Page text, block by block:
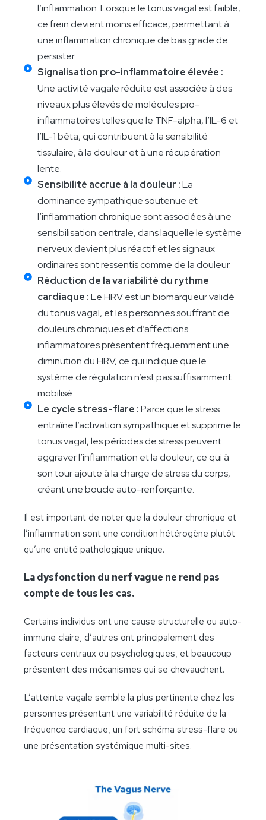
l’inflammation. Lorsque le tonus vagal est faible,
ce frein devient moins efficace, permettant à
une inflammation chronique de bas grade de
persister.
Signalisation pro-inflammatoire élevée :
Une activité vagale réduite est associée à des
niveaux plus élevés de molécules pro-
inflammatoires telles que le TNF-alpha, l’IL-6 et
l’IL-1 bêta, qui contribuent à la sensibilité
tissulaire, à la douleur et à une récupération
lente.
Sensibilité accrue à la douleur :La
dominance sympathique soutenue et
l’inflammation chronique sont associées à une
sensibilisation centrale, dans laquelle le système
nerveux devient plus réactif et les signaux
ordinaires sont ressentis comme de la douleur.
Réduction de la variabilité du rythme
cardiaque :Le HRV est un biomarqueur validé
du tonus vagal, et les personnes souffrant de
douleurs chroniques et d’affections
inflammatoires présentent fréquemment une
diminution du HRV, ce qui indique que le
système de régulation n’est pas suffisamment
mobilisé.
Le cycle stress-flare :Parce que le stress
entraîne l’activation sympathique et supprime le
tonus vagal, les périodes de stress peuvent
aggraver l’inflammation et la douleur, ce qui à
son tour ajoute à la charge de stress du corps,
créant une boucle auto-renforçante.
Il est important de noter que la douleur chronique et
l’inflammation sont une condition hétérogène plutôt
qu’une entité pathologique unique.
La dysfonction du nerf vague ne rend pas
compte de tous les cas.
Certains individus ont une cause structurelle ou auto-
immune claire, d’autres ont principalement des
facteurs centraux ou psychologiques, et beaucoup
présentent des mécanismes qui se chevauchent.
L’atteinte vagale semble la plus pertinente chez les
personnes présentant une variabilité réduite de la
fréquence cardiaque, un fort schéma stress-flare ou
une présentation systémique multi-sites.